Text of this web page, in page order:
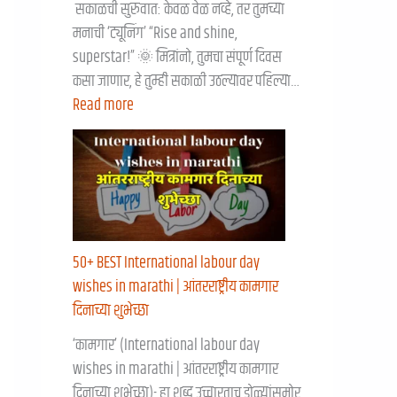
सकाळची सुरुवात: केवळ वेळ नव्हे, तर तुमच्या
मनाची ‘ट्यूनिंग’ “Rise and shine,
superstar!” 🌞 मित्रांनो, तुमचा संपूर्ण दिवस
कसा जाणार, हे तुम्ही सकाळी उठल्यावर पहिल्या…
Read more
50+ BEST International labour day
wishes in marathi | आंतरराष्ट्रीय कामगार
दिनाच्या शुभेच्छा
‘कामगार’ (International labour day
wishes in marathi | आंतरराष्ट्रीय कामगार